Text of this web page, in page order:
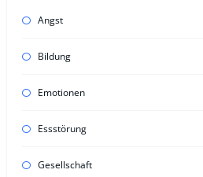
Angst
Bildung
Emotionen
Essstörung
Gesellschaft